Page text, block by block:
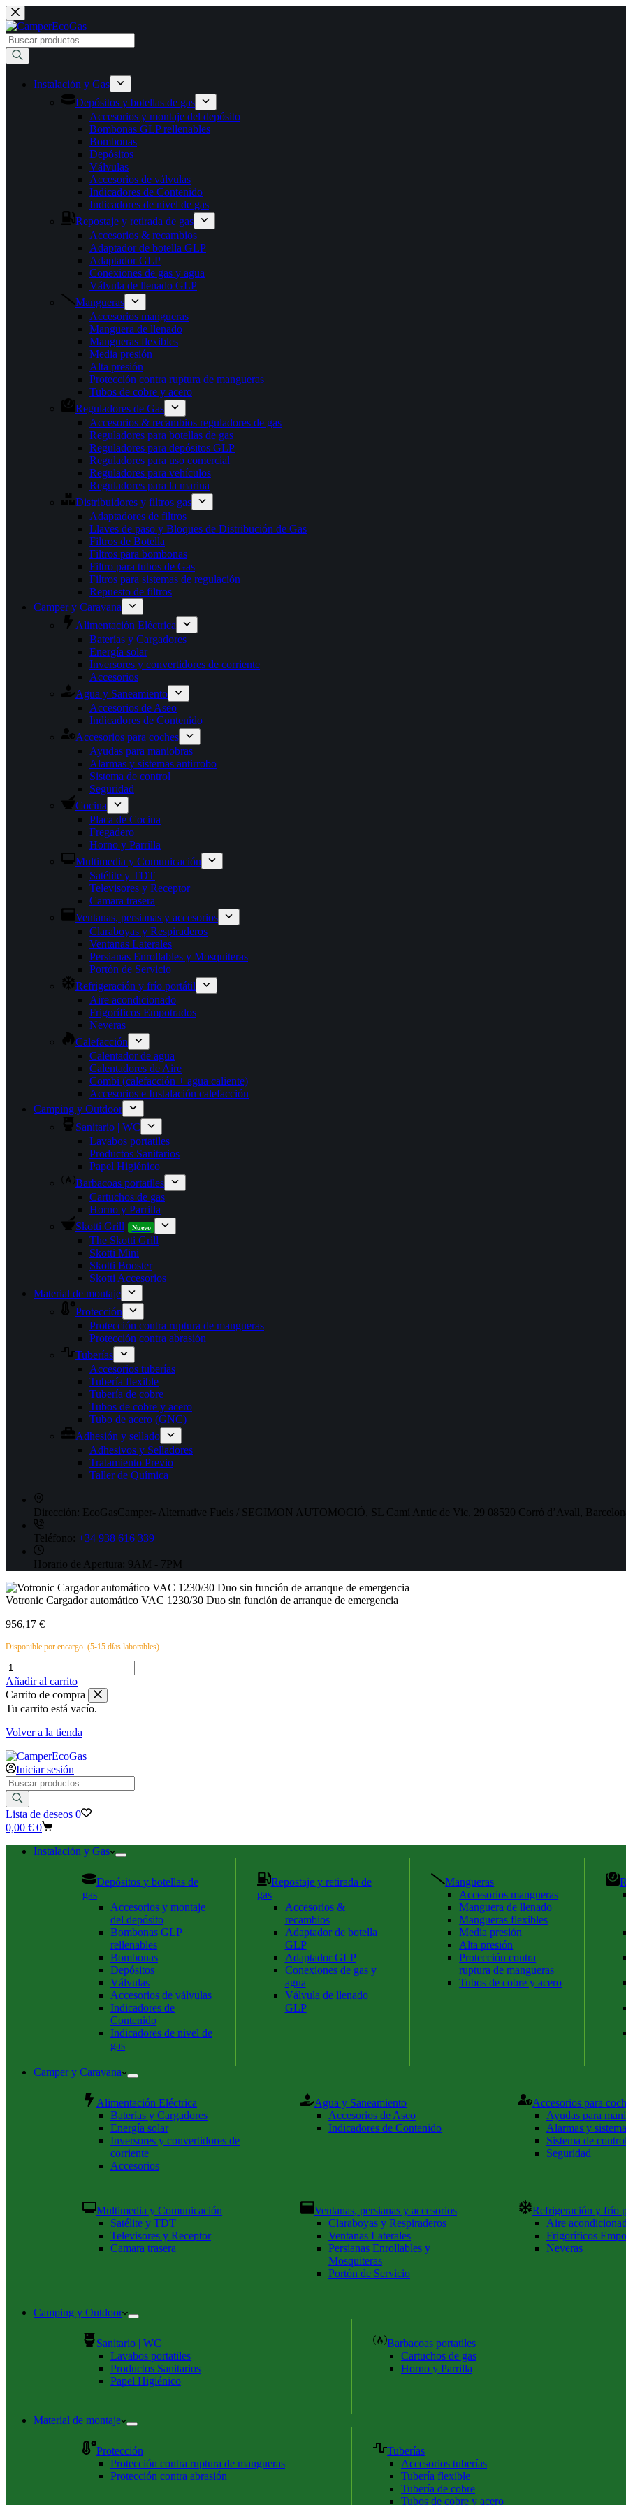
Saltar
al
contenido
Búsqueda
de
productos
Instalación y Gas
Depósitos y botellas de gas
Accesorios y montaje del depósito
Bombonas GLP rellenables
Bombonas
Depósitos
Válvulas
Accesorios de válvulas
Indicadores de Contenido
Indicadores de nivel de gas
Repostaje y retirada de gas
Accesorios & recambios
Adaptador de botella GLP
Adaptador GLP
Conexiones de gas y agua
Válvula de llenado GLP
Mangueras
Accesorios mangueras
Manguera de llenado
Mangueras flexibles
Media presión
Alta presión
Protección contra ruptura de mangueras
Tubos de cobre y acero
Reguladores de Gas
Accesorios & recambios reguladores de gas
Reguladores para botellas de gas
Reguladores para depósitos GLP
Reguladores para uso comercial
Reguladores para vehículos
Reguladores para la marina
Distribuidores y filtros gas
Adaptadores de filtros
Llaves de paso y Bloques de Distribución de Gas
Filtros de Botella
Filtros para bombonas
Filtro para tubos de Gas
Filtros para sistemas de regulación
Repuesto de filtros
Camper y Caravana
Alimentación Eléctrica
Baterías y Cargadores
Energía solar
Inversores y convertidores de corriente
Accesorios
Agua y Saneamiento
Accesorios de Aseo
Indicadores de Contenido
Accesorios para coches
Ayudas para maniobras
Alarmas y sistemas antirrobo
Sistema de control
Seguridad
Cocina
Placa de Cocina
Fregadero
Horno y Parrilla
Multimedia y Comunicación
Satélite y TDT
Televisores y Receptor
Camara trasera
Ventanas, persianas y accesorios
Claraboyas y Respiraderos
Ventanas Laterales
Persianas Enrollables y Mosquiteras
Portón de Servicio
Refrigeración y frío portátil
Aire acondicionado
Frigoríficos Empotrados
Neveras
Calefacción
Calentador de agua
Calentadores de Aire
Combi (calefacción + agua caliente)
Accesorios e Instalación calefacción
Camping y Outdoor
Sanitario | WC
Lavabos portatiles
Productos Sanitarios
Papel Higiénico
Barbacoas portatiles
Cartuchos de gas
Horno y Parrilla
Skotti Grill
Nuevo
The Skotti Grill
Skotti Mini
Skotti Booster
Skotti Accesorios
Material de montaje
Protección
Protección contra ruptura de mangueras
Protección contra abrasión
Tuberías
Accesorios tuberías
Tubería flexible
Tubería de cobre
Tubos de cobre y acero
Tubo de acero (GNC)
Adhesión y sellado
Adhesivos y Selladores
Tratamiento Previo
Taller de Química
Dirección: EcoGasCamper- Alternative Fuels / SEGIMON AUTOMOCIÓ, SL Camí Antic de Vic, 29 08520 Corró d’Avall,
Teléfono: +34 938 616 339
Horario de Apertura: 9AM - 7PM
Votronic Cargador automático VAC 1230/30 Duo sin función de arranque de emergencia
956,17 €
Disponible por encargo. (5-15 días laborables)
Votronic
Cargador
automático
VAC
1230/30
Duo
sin
función
de
arranque
de
emergencia
cantidad
Añadir al carrito
Carrito de compra
Tu carrito está vacío.
Volver a la tienda
Iniciar sesión
Búsqueda
de
productos
Lista de deseos 0
Carro
compra
0,00 € 0
Instalación y Gas
Depósitos y botellas de
gas
Accesorios y montaje
del depósito
Bombonas GLP
rellenables
Bombonas
Depósitos
Válvulas
Accesorios de válvulas
Indicadores de
Contenido
Indicadores de nivel de
gas
Repostaje y retirada de
gas
Accesorios &
recambios
Adaptador de botella
GLP
Adaptador GLP
Conexiones de gas y
agua
Válvula de llenado
GLP
Mangueras
Accesorios mangueras
Manguera de llenado
Mangueras flexibles
Media presión
Alta presión
Protección contra
ruptura de mangueras
Tubos de cobre y acero
Camper y Caravana
Alimentación Eléctrica
Baterías y Cargadores
Energía solar
Inversores y convertidores de
corriente
Accesorios
Agua y Saneamiento
Accesorios de Aseo
Indicadores de Contenido
Accesorios para
Ayudas para
Alarmas y
Sistema de
Seguridad
Multimedia y Comunicación
Satélite y TDT
Televisores y Receptor
Camara trasera
Ventanas, persianas y accesorios
Claraboyas y Respiraderos
Ventanas Laterales
Persianas Enrollables y
Mosquiteras
Portón de Servicio
Refrigeración y frío
Aire
Frigoríficos
Neveras
Camping y Outdoor
Sanitario | WC
Lavabos portatiles
Productos Sanitarios
Papel Higiénico
Barbacoas portatiles
Cartuchos de gas
Horno y Parrilla
Material de montaje
Protección
Protección contra ruptura de mangueras
Protección contra abrasión
Tuberías
Accesorios tuberías
Tubería flexible
Tubería de cobre
Tubos de cobre y acero